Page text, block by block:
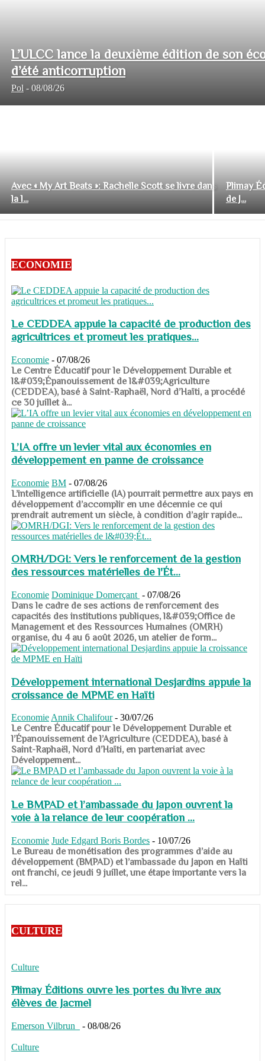
L’ULCC lance la deuxième édition de son
d’été anticorruption
Pol - 08/08/26
Avec « My Art Beats »: Rachelle Scott se livre dans
la l...
Plimay
de J...
ECONOMIE
Le CEDDEA appuie la capacité de production des
agricultrices et promeut les pratiques...
Economie - 07/08/26
​​​​​​​Le Centre Éducatif pour le Développement Durable et
l&#039;Épanouissement de l&#039;Agriculture
(CEDDEA), basé à Saint-Raphaël, Nord d’Haïti, a procédé
ce 30 juillet à...
L’IA offre un levier vital aux économies en
développement en panne de croissance
Economie BM - 07/08/26
​​​​​​​L’intelligence artificielle (IA) pourrait permettre aux pays en
développement d’accomplir en une décennie ce qui
prendrait autrement un siècle, à condition d’agir rapide...
OMRH/DGI: Vers le renforcement de la gestion
des ressources matérielles de l'Ét...
Economie Dominique Domerçant - 07/08/26
Dans le cadre de ses actions de renforcement des
capacités des institutions publiques, l&#039;Office de
Management et des Ressources Humaines (OMRH)
organise, du 4 au 6 août 2026, un atelier de form...
Développement international Desjardins appuie la
croissance de MPME en Haïti
Economie Annik Chalifour - 30/07/26
​​​​​​​Le Centre Éducatif pour le Développement Durable et
l’Épanouissement de l’Agriculture (CEDDEA), basé à
Saint-Raphaël, Nord d’Haïti, en partenariat avec
Développement...
Le BMPAD et l’ambassade du Japon ouvrent la
voie à la relance de leur coopération ...
Economie Jude Edgard Boris Bordes - 10/07/26
​​​​​​​Le Bureau de monétisation des programmes d’aide au
développement (BMPAD) et l’ambassade du Japon en Haïti
ont franchi, ce jeudi 9 juillet, une étape importante vers la
rel...
CULTURE
Culture
Plimay Éditions ouvre les portes du livre aux
élèves de Jacmel
Emerson Vilbrun - 08/08/26
Culture